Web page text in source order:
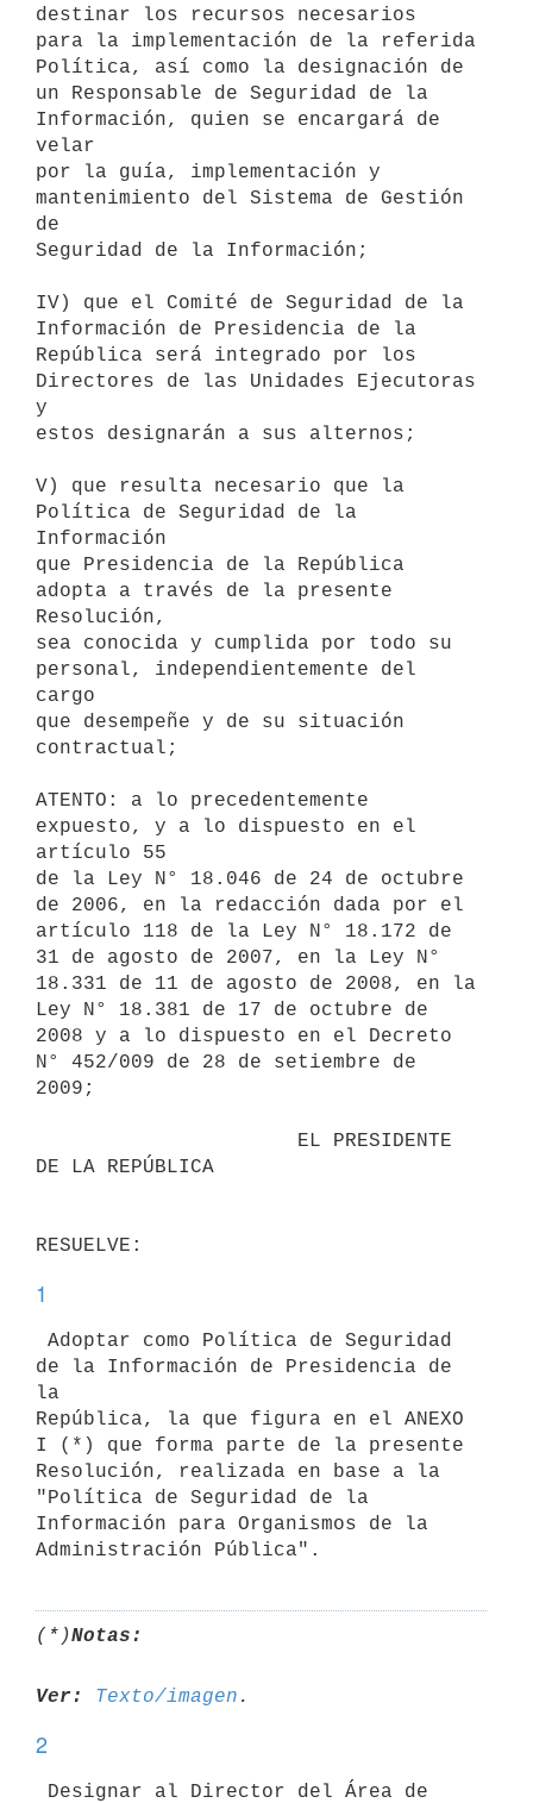
destinar los recursos necesarios
para la implementación de la referida
Política, así como la designación de
un Responsable de Seguridad de la
Información, quien se encargará de
velar
por la guía, implementación y
mantenimiento del Sistema de Gestión
de
Seguridad de la Información;
IV) que el Comité de Seguridad de la
Información de Presidencia de la
República será integrado por los
Directores de las Unidades Ejecutoras
y
estos designarán a sus alternos;
V) que resulta necesario que la
Política de Seguridad de la
Información
que Presidencia de la República
adopta a través de la presente
Resolución,
sea conocida y cumplida por todo su
personal, independientemente del
cargo
que desempeñe y de su situación
contractual;
ATENTO: a lo precedentemente
expuesto, y a lo dispuesto en el
artículo 55
de la Ley N° 18.046 de 24 de octubre
de 2006, en la redacción dada por el
artículo 118 de la Ley N° 18.172 de
31 de agosto de 2007, en la Ley N°
18.331 de 11 de agosto de 2008, en la
Ley N° 18.381 de 17 de octubre de
2008 y a lo dispuesto en el Decreto
N° 452/009 de 28 de setiembre de
2009;
DE LA REPÚBLICA
1
de la Información de Presidencia de
la
República, la que figura en el ANEXO
I (*) que forma parte de la presente
Resolución, realizada en base a la
"Política de Seguridad de la
Información para Organismos de la
Administración Pública".
(*)Notas:
Ver: Texto/imagen
2